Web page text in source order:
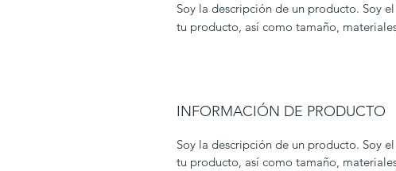
Soy la descripción de un producto. Soy
tu producto, así como tamaño,
INFORMACIÓN DE PRODUCTO
Soy la descripción de un producto. Soy
tu producto, así como tamaño,